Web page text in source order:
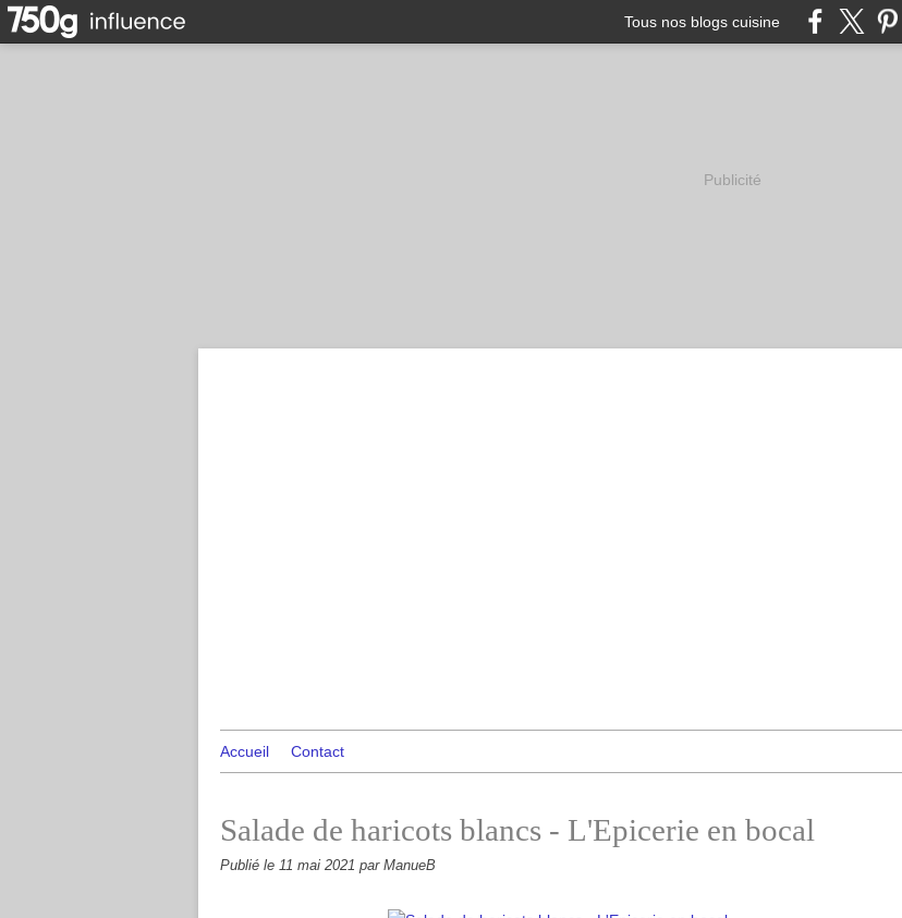
Tous nos blogs cuisine
Publicité
Accueil Contact
Salade de haricots blancs - L'Epicerie en bocal
Publié le 11 mai 2021 par ManueB